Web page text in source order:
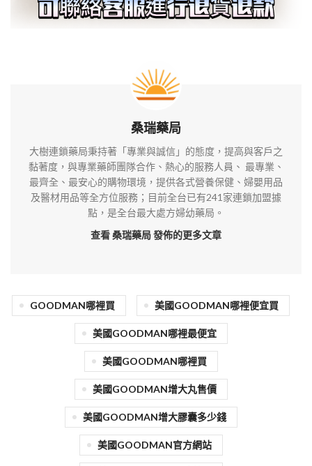
桑瑞藥局
大樹連鎖藥局秉持著「專業與誠信」的態度，提高與客戶之
黏著度，與專業藥師團隊合作、熱心的服務人員、 最專業、
最齊全、最安心的購物環境，提供各式營養保健、婦嬰用品
及醫材用品等全方位服務；目前全台已有241家連鎖加盟據
點，是全台最大處方婦幼藥局。
查看 桑瑞藥局發佈的更多文章
GOODMAN哪裡買 美國GOODMAN哪裡便宜買
美國GOODMAN哪裡最便宜
美國GOODMAN哪裡買
美國GOODMAN增大丸售價
美國GOODMAN增大膠囊多少錢
美國GOODMAN官方網站